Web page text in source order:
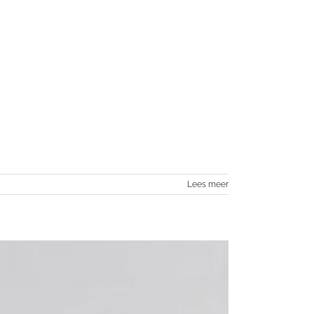
Lees meer